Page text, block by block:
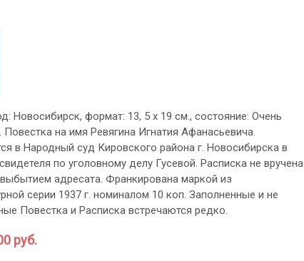
Новосибирск, формат: 13, 5 х 19 см., состояние: Очень
Повестка на имя Ревягина Игнатия Афанасьевича.
в Народный суд Кировского района г. Новосибирска в
по уголовному делу Гусевой. Расписка не вручена
адресата. Франкирована маркой из
серии 1937 г. номиналом 10 коп. Заполненные и не
Повестка и Расписка встречаются редко.
руб.